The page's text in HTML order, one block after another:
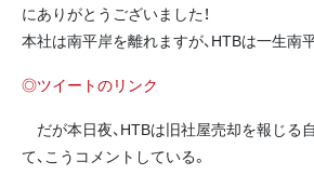
にありがとうございました！
本社は南平岸を離れますが、HTBは一生南平
◎ツイートのリンク
だが本日夜、HTBは旧社屋売却を報じる
て、こうコメントしている。